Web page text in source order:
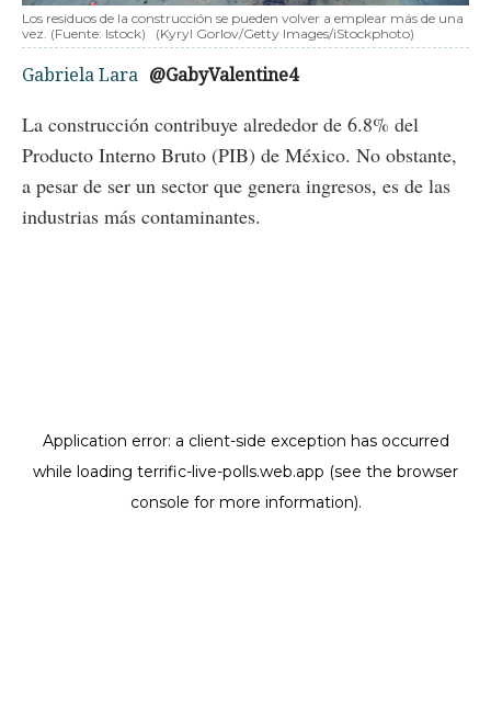
Los residuos de la construcción se pueden volver a emplear más de una
vez. (Fuente: Istock)
(Kyryl Gorlov/Getty Images/iStockphoto)
Gabriela Lara @GabyValentine4
La construcción contribuye alrededor de 6.8% del
Producto Interno Bruto (PIB) de México. No obstante,
a pesar de ser un sector que genera ingresos, es de las
industrias más contaminantes.